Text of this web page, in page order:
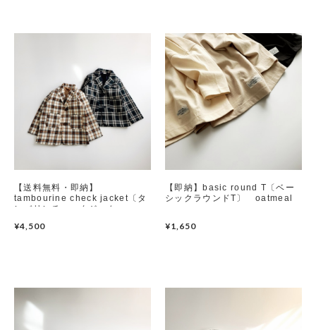
【送料無料・即納】
tambourine check jacket〔タ
ンバリンチェックジャケッ
¥4,500
【即納】basic round T〔ベー
シックラウンドT〕 oatmeal
¥1,650